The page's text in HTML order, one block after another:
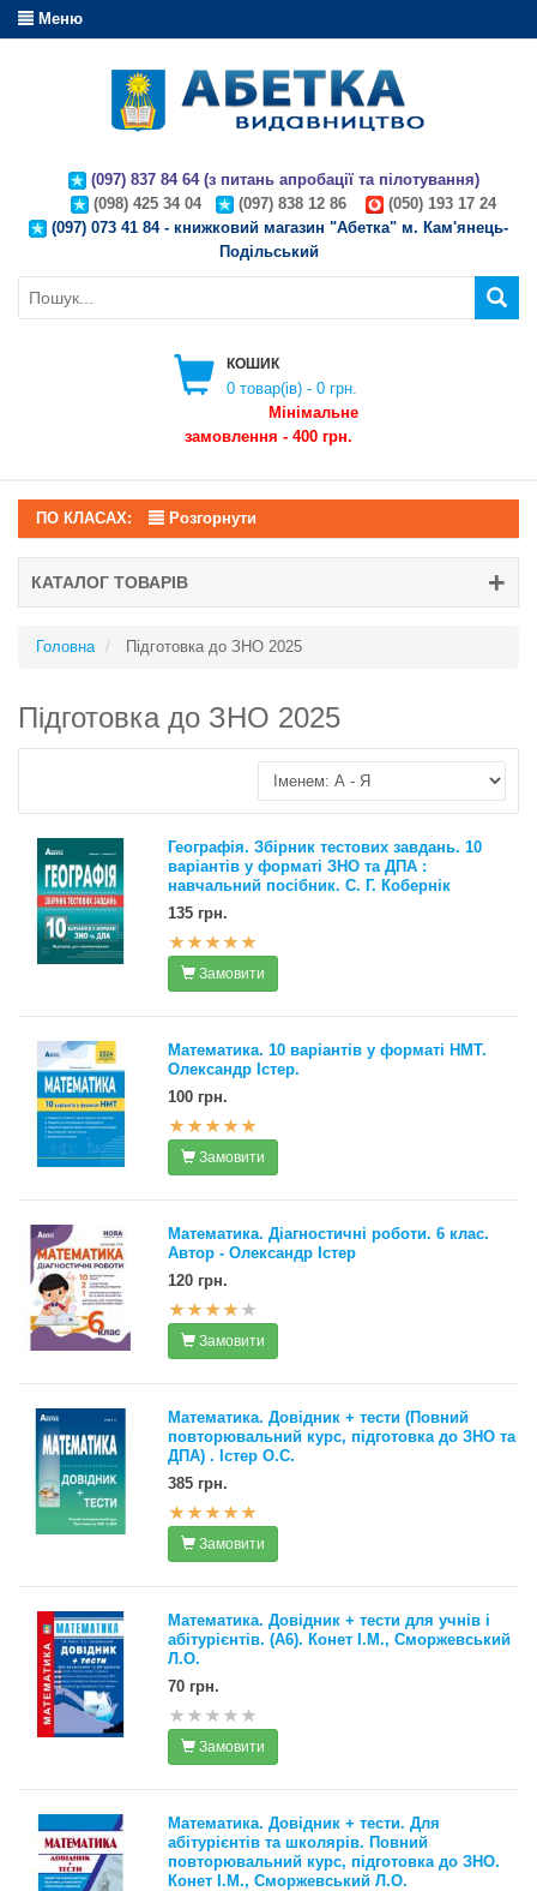
Меню
(097) 837 84 64 (з питань апробації та пілотування)
(098) 425 34 04
(097) 838 12 86
(050) 193 17 24
(097) 073 41 84 - книжковий магазин "Абетка" м. Кам'янець-
Подільський
КОШИК
0товар(ів) - 0 грн.
Мінімальне
замовлення - 400 грн.
ПО КЛАСАХ: Розгорнути
КАТАЛОГ ТОВАРІВ
Головна Підготовка до ЗНО 2025
Підготовка до ЗНО 2025
Географія. Збірник тестових завдань. 10
варіантів у форматі ЗНО та ДПА :
навчальний по­сібник. С. Г. Ко­бернік
135 грн.
Замовити
Математика. 10 варіантів у форматі НМТ.
Олександр Істер.
100 грн.
Замовити
Математика. Діагностичні роботи. 6 клас.
Автор - Олександр Істер
120 грн.
Замовити
Математика. Довідник + тести (Повний
повторювальний курс, підготовка до ЗНО та
ДПА) . Істер О.C.
385 грн.
Замовити
Математика. Довідник + тести для учнів і
абітурієнтів. (А6). Конет І.М., Сморжевський
Л.О.
70 грн.
Замовити
Математика. Довідник + тести. Для
абітурієнтів та школярів. Повний
повторювальний курс, підготовка до ЗНО.
Конет І.М., Сморжевський Л.О.